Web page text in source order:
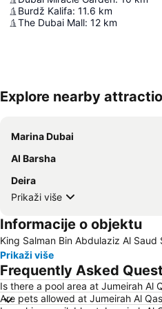
Burdž Kalifa: 11.6 km
The Dubai Mall: 12 km
Explore nearby
Marina Dubai
Al Barsha
Deira
Prikaži više
Informacije o objektu
King Salman Bin Abdulaziz Al
Prikaži više
Frequently Asked
Is there a pool area at Jumeirah Al
Are pets allowed at Jumeirah Al